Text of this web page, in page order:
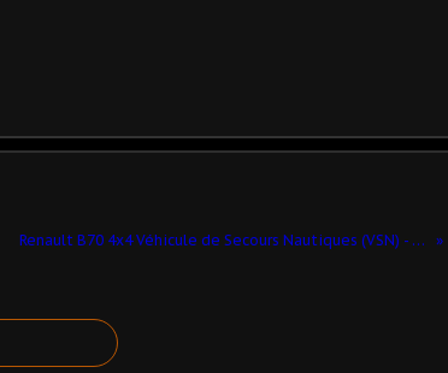
Renault B70 4x4 Véhicule de Secours Nautiques (VSN) - pompiers de l'Ain (Hachette-Collections - 1/43) ​